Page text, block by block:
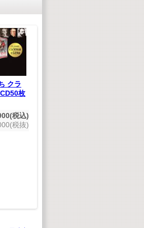
クラ
枚
税込)
税抜)
木製3D恐竜パズル テ
ィラノサウルス
¥ 550(税込)
¥500(税抜)
日
ジ